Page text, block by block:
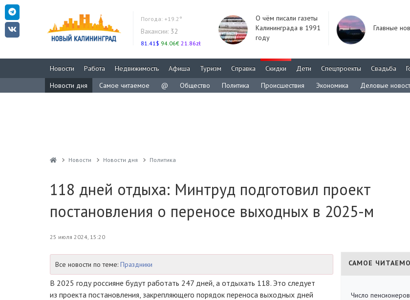
Погода: +19.2°
Вакансии: 32
81.41$ 94.06€ 21.86zł
О чём писали газеты
Калининграда в 1991
году
Главные
Новости Работа Недвижимость Афиша Туризм Справка Скидки Дети Спецпроекты Свадьба
Новости дня
Самое читаемое @ Общество Политика Происшествия Экономика Деловые
Новости Новости дня Политика
118 дней отдыха: Минтруд подготовил проект
постановления о переносе выходных в 2025-м
25 июля 2024, 15:20
Все новости по теме: Праздники
В 2025 году россияне будут работать 247 дней, а отдыхать 118. Это следует
из проекта постановления, закрепляющего порядок переноса выходных дней
САМОЕ
Число